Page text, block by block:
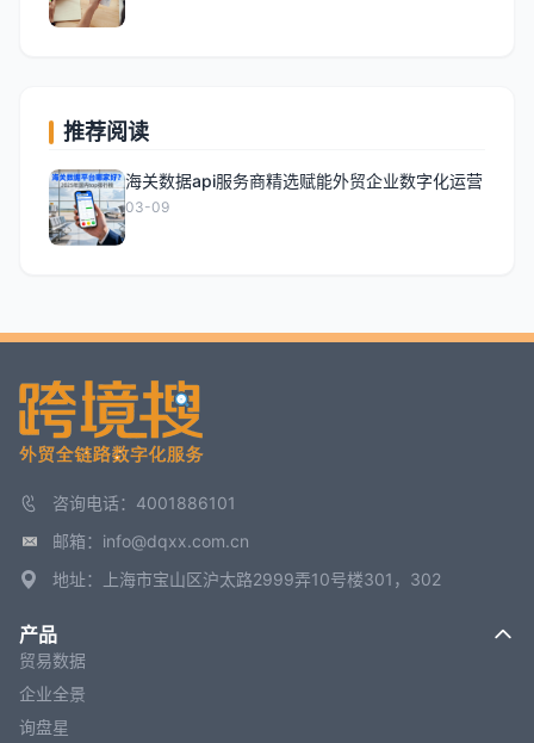
推荐阅读
海关数据api服务商精选赋能外贸企业数字化运营
03-09
咨询电话：4001886101
邮箱：info@dqxx.com.cn
地址：上海市宝山区沪太路2999弄10号楼301，302
产品
贸易数据
企业全景
询盘星